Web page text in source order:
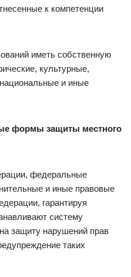
к компетенции
иметь собственную
культурные,
и иные
формы защиты местного
федеральные
и иные правовые
гарантируя
систему
защиту нарушений прав
таких